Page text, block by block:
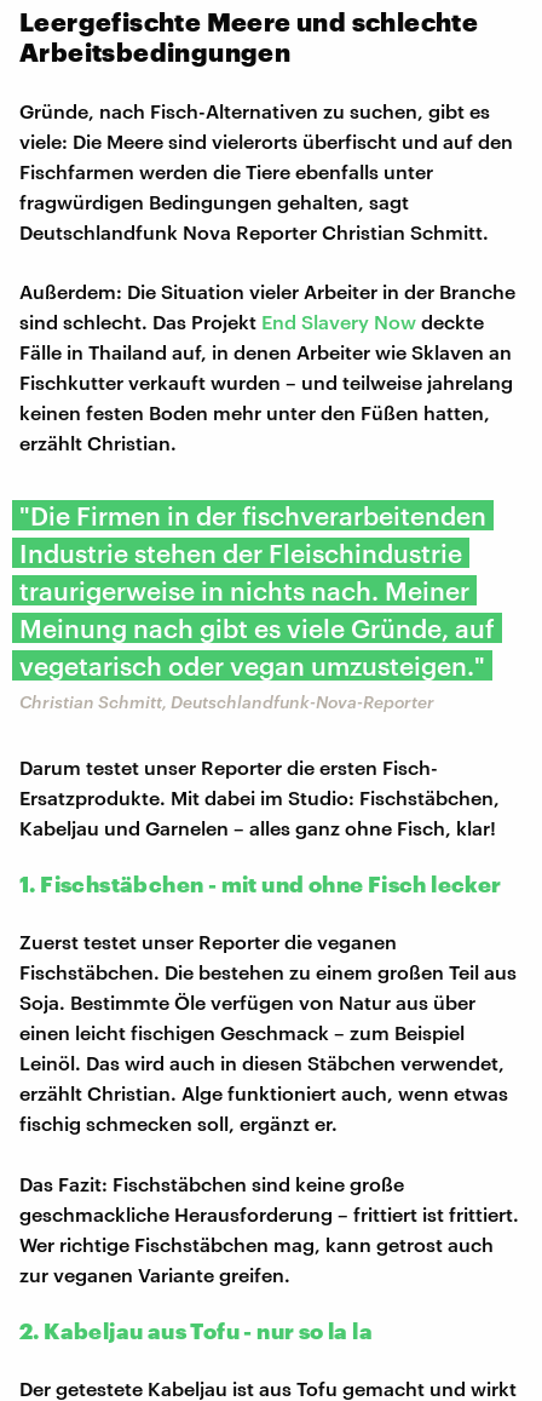
Leergefischte Meere und schlechte
Arbeitsbedingungen
Gründe, nach Fisch-Alternativen zu suchen, gibt es
viele: Die Meere sind vielerorts überfischt und auf den
Fischfarmen werden die Tiere ebenfalls unter
fragwürdigen Bedingungen gehalten, sagt
Deutschlandfunk Nova Reporter Christian Schmitt.
Außerdem: Die Situation vieler Arbeiter in der Branche
sind schlecht. Das Projekt End Slavery Now deckte
Fälle in Thailand auf, in denen Arbeiter wie Sklaven an
Fischkutter verkauft wurden – und teilweise jahrelang
keinen festen Boden mehr unter den Füßen hatten,
erzählt Christian.
"Die Firmen in der fischverarbeitenden
Industrie stehen der Fleischindustrie
traurigerweise in nichts nach. Meiner
Meinung nach gibt es viele Gründe, auf
vegetarisch oder vegan umzusteigen."
Christian Schmitt, Deutschlandfunk-Nova-Reporter
Darum testet unser Reporter die ersten Fisch-
Ersatzprodukte. Mit dabei im Studio: Fischstäbchen,
Kabeljau und Garnelen – alles ganz ohne Fisch, klar!
1. Fischstäbchen - mit und ohne Fisch lecker
Zuerst testet unser Reporter die veganen
Fischstäbchen. Die bestehen zu einem großen Teil aus
Soja. Bestimmte Öle verfügen von Natur aus über
einen leicht fischigen Geschmack – zum Beispiel
Leinöl. Das wird auch in diesen Stäbchen verwendet,
erzählt Christian. Alge funktioniert auch, wenn etwas
fischig schmecken soll, ergänzt er.
Das Fazit: Fischstäbchen sind keine große
geschmackliche Herausforderung – frittiert ist frittiert.
Wer richtige Fischstäbchen mag, kann getrost auch
zur veganen Variante greifen.
2. Kabeljau aus Tofu - nur so la la
Der getestete Kabeljau ist aus Tofu gemacht und wirkt